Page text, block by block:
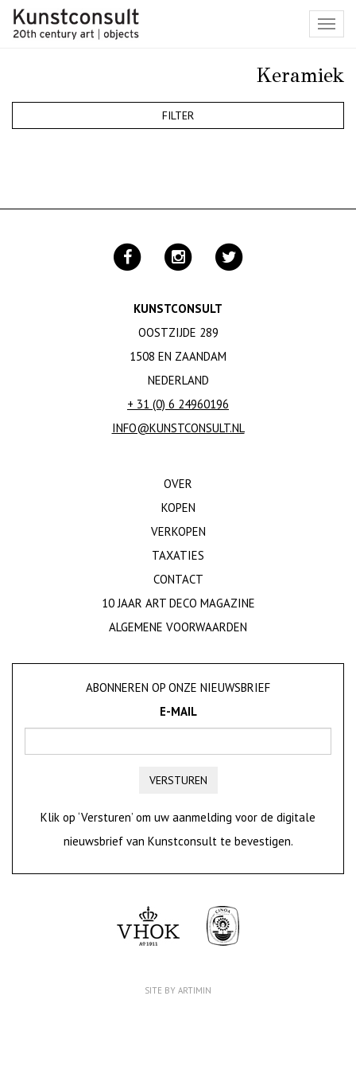
Keramiek
FILTER
KUNSTCONSULT
OOSTZIJDE 289
1508 EN ZAANDAM
NEDERLAND
+ 31 (0) 6 24960196
INFO@KUNSTCONSULT.NL
OVER
KOPEN
VERKOPEN
TAXATIES
CONTACT
10 JAAR ART DECO MAGAZINE
ALGEMENE VOORWAARDEN
ABONNEREN OP ONZE NIEUWSBRIEF
E-MAIL
VERSTUREN
Klik op ‘Versturen’ om uw aanmelding voor de digitale
nieuwsbrief van Kunstconsult te bevestigen.
SITE BY ARTIMIN